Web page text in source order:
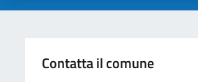
Contatta il comune